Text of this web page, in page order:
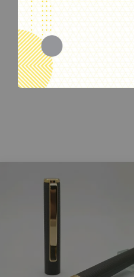
上墨方式
備註